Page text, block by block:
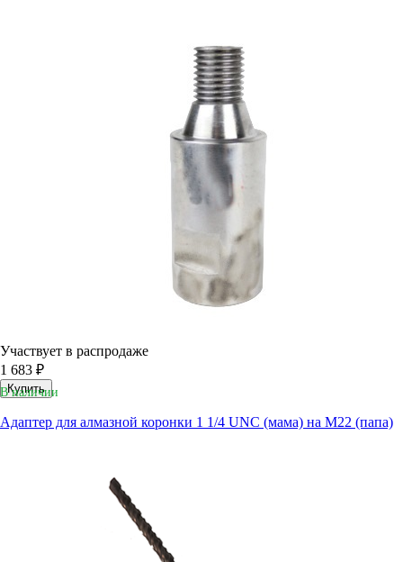
Участвует в распродаже
1 683 ₽
Купить
В наличии
Адаптер для алмазной коронки 1 1/4 UNC (мама) на M22 (папа)